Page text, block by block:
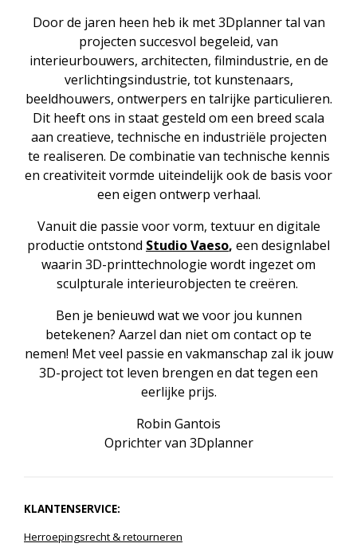
Door de jaren heen heb ik met 3Dplanner tal van
projecten succesvol begeleid, van
interieurbouwers, architecten, filmindustrie, en de
verlichtingsindustrie, tot kunstenaars,
beeldhouwers, ontwerpers en talrijke particulieren.
Dit heeft ons in staat gesteld om een breed scala
aan creatieve, technische en industriële projecten
te realiseren. De combinatie van technische kennis
en creativiteit vormde uiteindelijk ook de basis voor
een eigen ontwerp verhaal.
Vanuit die passie voor vorm, textuur en digitale
productie ontstond Studio Vaeso, een designlabel
waarin 3D-printtechnologie wordt ingezet om
sculpturale interieurobjecten te creëren.
Ben je benieuwd wat we voor jou kunnen
betekenen? Aarzel dan niet om contact op te
nemen! Met veel passie en vakmanschap zal ik jouw
3D-project tot leven brengen en dat tegen een
eerlijke prijs.
Robin Gantois
Oprichter van 3Dplanner
KLANTENSERVICE:
Herroepingsrecht& retourneren